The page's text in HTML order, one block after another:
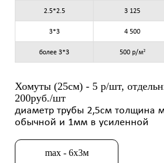
2.5*2.5 3 125
3*3 4 500
более 3*3 500 р/м²
Хомуты (25см) - 5 р/шт,
200руб./шт
диаметр трубы 2,5см толщина
обычной и 1мм в усиленной
max - 6х3м